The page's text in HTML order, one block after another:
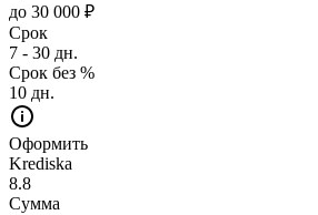
до 30 000 ₽
Срок
7 - 30 дн.
Срок без %
10 дн.
Оформить
Krediska
8.8
Сумма